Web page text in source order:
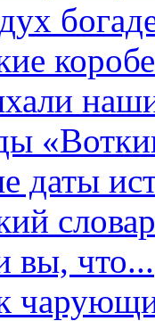
даты
вы, что...